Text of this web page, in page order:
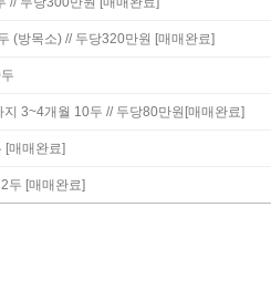
(방목소) // 두당320만원 [매매완료]
지 3~4개월 10두 // 두당80만원[매매완료]
[젖소]초임만삭 3두 [매매완료]
두 [매매완료]